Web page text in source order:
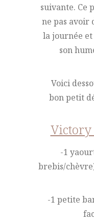
suivante. Ce
ne pas avoir
la journée
son
Voici
bon petit
Victory
-1
brebis/
-1 petite